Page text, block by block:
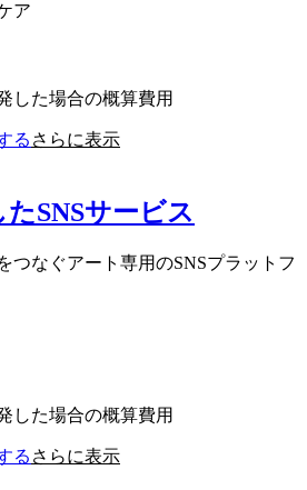
ア
した場合の概算費用
る さらに表示
SNSサービス
つなぐアート専用のSNSプラットフ
した場合の概算費用
る さらに表示